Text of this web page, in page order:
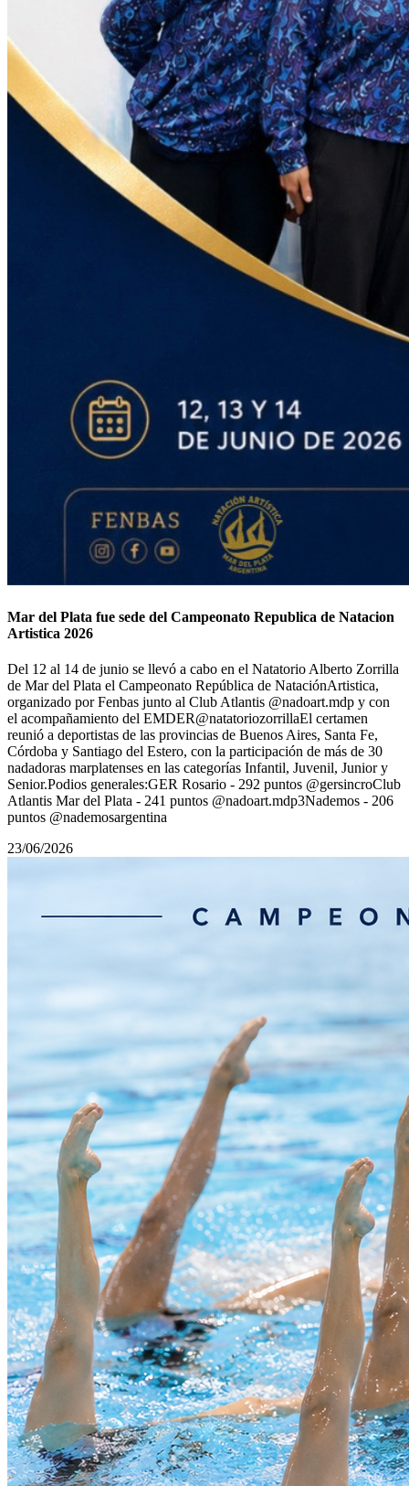
Mar del Plata fue sede del Campeonato Republica de Natacion
Artistica 2026
Del 12 al 14 de junio se llevó a cabo en el Natatorio Alberto Zorrilla
de Mar del Plata el Campeonato República de NataciónArtistica,
organizado por Fenbas junto al Club Atlantis @nadoart.mdp y con
el acompañamiento del EMDER@natatoriozorrillaEl certamen
reunió a deportistas de las provincias de Buenos Aires, Santa Fe,
Córdoba y Santiago del Estero, con la participación de más de 30
nadadoras marplatenses en las categorías Infantil, Juvenil, Junior y
Senior.Podios generales:GER Rosario - 292 puntos @gersincroClub
Atlantis Mar del Plata - 241 puntos @nadoart.mdp3Nademos - 206
puntos @nademosargentina
23/06/2026